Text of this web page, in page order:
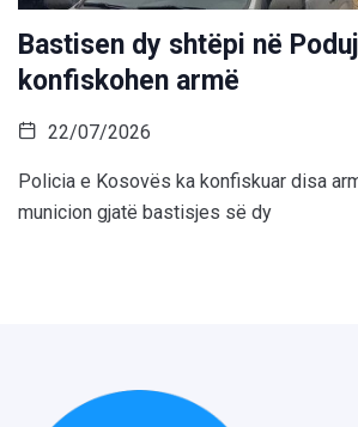
Bastisen dy shtëpi në
konfiskohen armë
22/07/2026
Policia e Kosovës ka konfiskuar disa
municion gjatë bastisjes së dy